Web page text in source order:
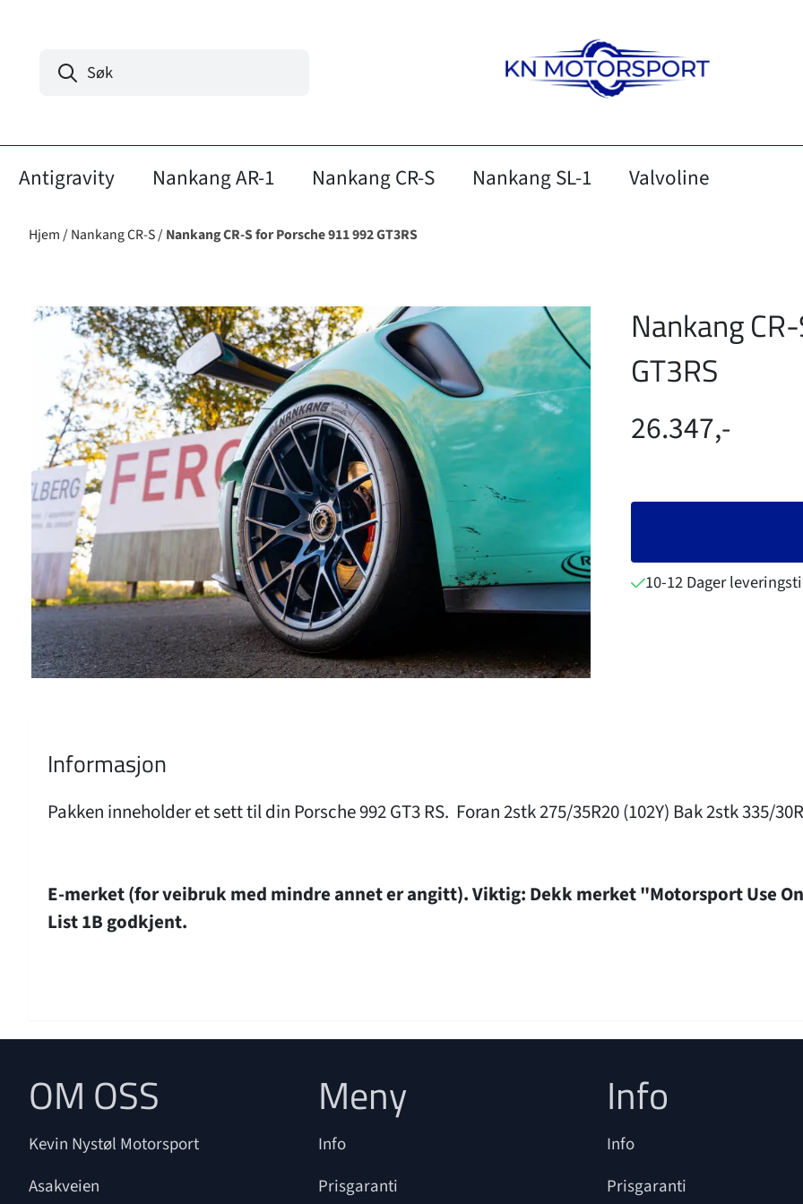
Antigravity Nankang AR-1 Nankang CR-S Nankang SL-1 Valvoline
Hjem/Nankang CR-S/Nankang CR-S for Porsche 911 992 GT3RS
Nankang
GT3RS
26.347,-
10-12 Dager
Informasjon
Pakken inneholder et sett til din Porsche 992 GT3 RS. Foran 2stk 275/35R20 (102Y) Bak 2stk 335/
E-merket (for veibruk med mindre annet er angitt). Viktig: Dekk merket "Motorsport Use
List 1B godkjent.
OM OSS
Kevin Nystøl Motorsport
Asakveien
Meny
Info
Prisgaranti
Info
Info
Prisgaranti